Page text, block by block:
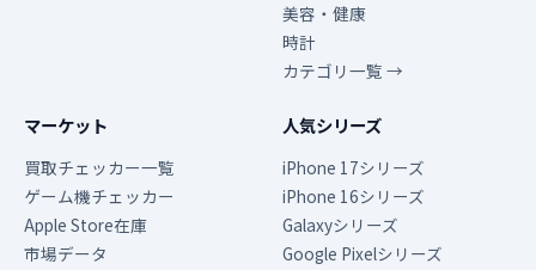
美容・健康
時計
カテゴリ一覧 →
マーケット
買取チェッカー一覧
ゲーム機チェッカー
Apple Store在庫
市場データ
人気シリーズ
iPhone 17シリーズ
iPhone 16シリーズ
Galaxyシリーズ
Google Pixelシリーズ